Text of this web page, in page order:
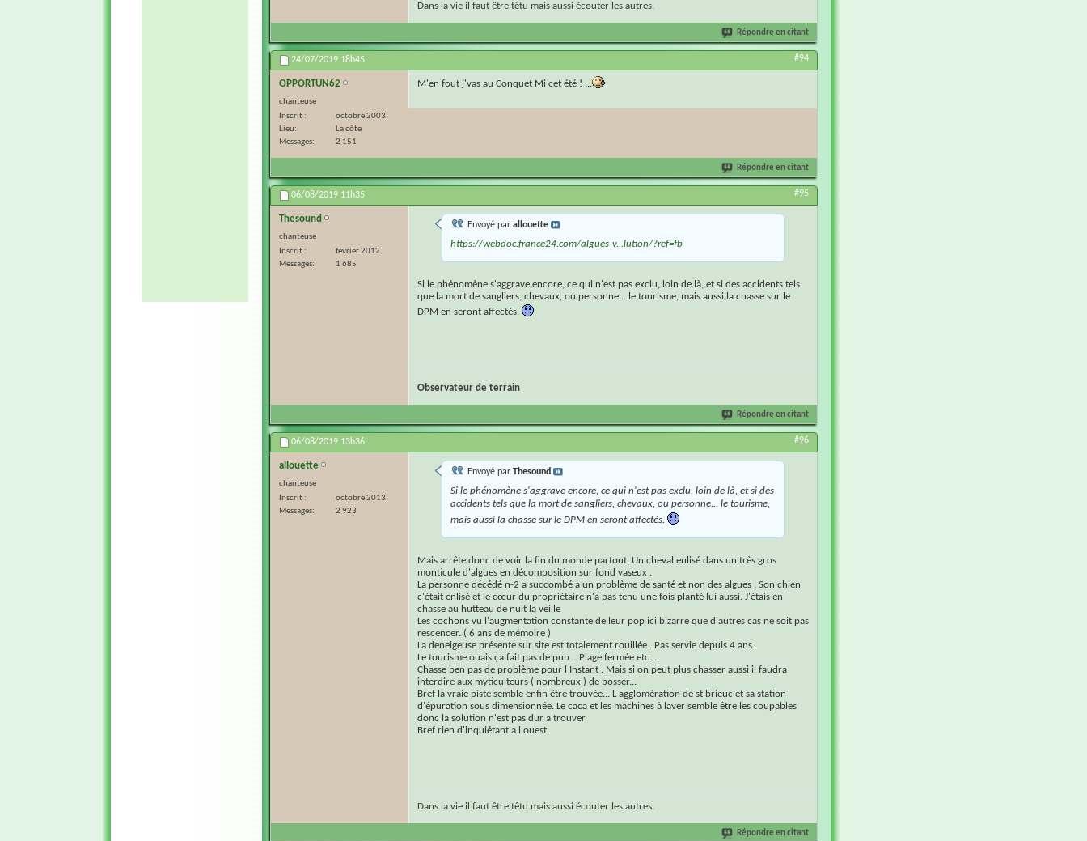
Dans la vie il faut être têtu mais aussi écouter les autres.
Répondre en citant
24/07/2019 18h45 #94
OPPORTUN62
chanteuse
Inscrit
octobre 2003
Lieu
La côte
Messages
2 151
M'en fout j'vas au Conquet Mi cet été ! ...
Répondre en citant
06/08/2019 11h35 #95
Thesound
chanteuse
Inscrit
février 2012
Messages
1 685
Envoyé par allouette
https://webdoc.france24.com/algues-v...lution/?ref=fb
Si le phénomène s'aggrave encore, ce qui n'est pas exclu, loin de là, et si des accidents tels
que la mort de sangliers, chevaux, ou personne... le tourisme, mais aussi la chasse sur le
DPM en seront affectés.
Observateur de terrain
Répondre en citant
06/08/2019 13h36 #96
allouette
chanteuse
Inscrit
octobre 2013
Messages
2 923
Envoyé par Thesound
Si le phénomène s'aggrave encore, ce qui n'est pas exclu, loin de là, et si des
accidents tels que la mort de sangliers, chevaux, ou personne... le tourisme,
mais aussi la chasse sur le DPM en seront affectés.
Mais arrête donc de voir la fin du monde partout. Un cheval enlisé dans un très gros
monticule d'algues en décomposition sur fond vaseux .
La personne décédé n-2 a succombé a un problème de santé et non des algues . Son chien
c'était enlisé et le cœur du propriétaire n'a pas tenu une fois planté lui aussi. J'étais en
chasse au hutteau de nuit la veille
Les cochons vu l'augmentation constante de leur pop ici bizarre que d'autres cas ne soit pas
rescencer. ( 6 ans de mémoire )
La deneigeuse présente sur site est totalement rouillée . Pas servie depuis 4 ans.
Le tourisme ouais ça fait pas de pub... Plage fermée etc...
Chasse ben pas de problème pour l Instant . Mais si on peut plus chasser aussi il faudra
interdire aux myticulteurs ( nombreux ) de bosser...
Bref la vraie piste semble enfin être trouvée... L agglomération de st brieuc et sa station
d'épuration sous dimensionnée. Le caca et les machines à laver semble être les coupables
donc la solution n'est pas dur a trouver
Bref rien d'inquiétant a l'ouest
Dans la vie il faut être têtu mais aussi écouter les autres.
Répondre en citant